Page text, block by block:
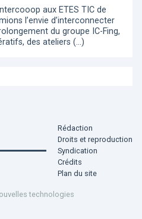
aux ETES TIC de
l’envie d’interconnecter
du groupe IC-Fing,
des ateliers (…)
Rédaction
Droits et reproduction
Syndication
Crédits
Plan du site
technologies